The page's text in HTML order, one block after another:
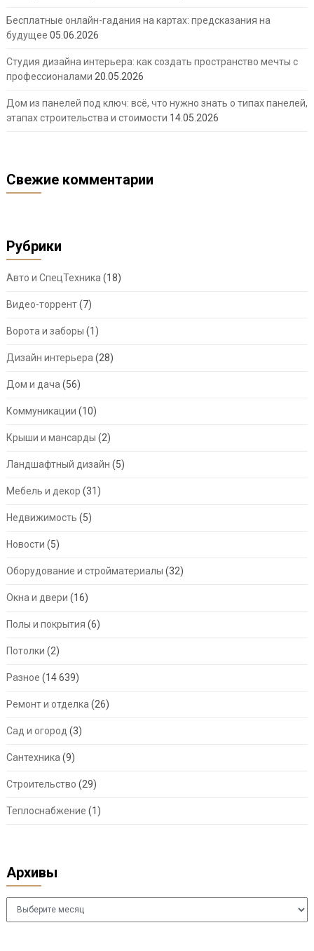
Бесплатные онлайн-гадания на картах: предсказания на
будущее 05.06.2026
Студия дизайна интерьера: как создать пространство мечты с
профессионалами 20.05.2026
Дом из панелей под ключ: всё, что нужно знать о типах панелей,
этапах строительства и стоимости 14.05.2026
Свежие комментарии
Рубрики
Авто и СпецТехника (18)
Видео-торрент(7)
Ворота и заборы (1)
Дизайн интерьера (28)
Дом и дача (56)
Коммуникации (10)
Крыши и мансарды (2)
Ландшафтный дизайн (5)
Мебель и декор (31)
Недвижимость (5)
Новости (5)
Оборудование и стройматериалы (32)
Окна и двери (16)
Полы и покрытия (6)
Потолки (2)
Разное (14 639)
Ремонт и отделка (26)
Сад и огород (3)
Сантехника (9)
Строительство (29)
Теплоснабжение (1)
Архивы
Архивы